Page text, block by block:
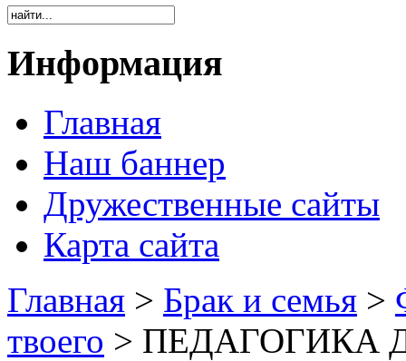
Информация
Главная
Наш баннер
Дружественные сайты
Карта сайта
Главная > Брак и семья >
твоего > ПЕДАГОГИКА